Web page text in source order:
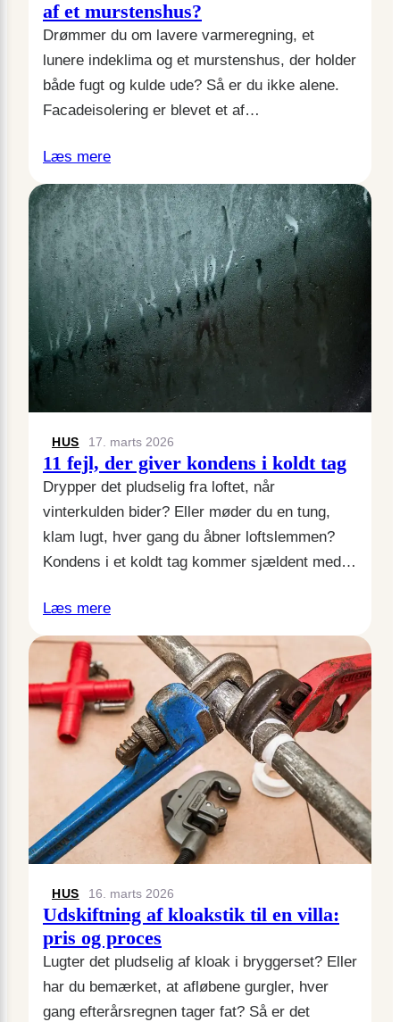
af et murstenshus?
Drømmer du om lavere varmeregning, et
lunere indeklima og et murstenshus, der holder
både fugt og kulde ude? Så er du ikke alene.
Facadeisolering er blevet et af…
Læs mere
HUS 17. marts 2026
11 fejl, der giver kondens i koldt tag
Drypper det pludselig fra loftet, når
vinterkulden bider? Eller møder du en tung,
klam lugt, hver gang du åbner loftslemmen?
Kondens i et koldt tag kommer sjældent med…
Læs mere
HUS 16. marts 2026
Udskiftning af kloakstik til en villa:
pris og proces
Lugter det pludselig af kloak i bryggerset? Eller
har du bemærket, at afløbene gurgler, hver
gang efterårsregnen tager fat? Så er det